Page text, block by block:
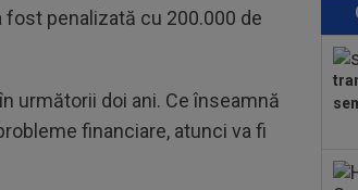
fost penalizată cu 200.000 de
următorii doi ani. Ce înseamnă
financiare, atunci va fi
se
pe